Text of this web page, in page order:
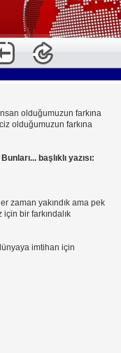
olduğumuzun farkına
olduğumuzun farkına
başlıklı yazısı:
zaman yakındık ama pek
bir farkındalık
imtihan için